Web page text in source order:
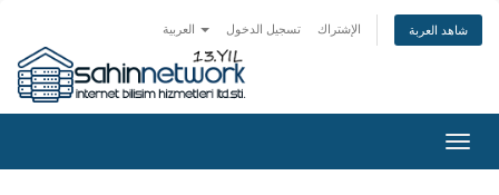
تسجيل الدخول الإشتراك شاهد العربة
تبديل
التنقل